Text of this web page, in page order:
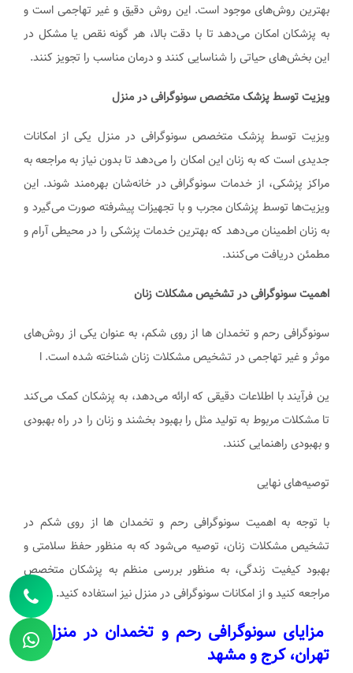
بهترین روش‌های موجود است. این روش دقیق و غیر تهاجمی است و
به پزشکان امکان می‌دهد تا با دقت بالا، هر گونه نقص یا مشکل در
این بخش‌های حیاتی را شناسایی کنند و درمان مناسب را تجویز کنند.
ویزیت توسط پزشک متخصص سونوگرافی در منزل
ویزیت توسط پزشک متخصص سونوگرافی در منزل یکی از امکانات
جدیدی است که به زنان این امکان را می‌دهد تا بدون نیاز به مراجعه به
مراکز پزشکی، از خدمات سونوگرافی در خانه‌شان بهره‌مند شوند. این
ویزیت‌ها توسط پزشکان مجرب و با تجهیزات پیشرفته صورت می‌گیرد و
به زنان اطمینان می‌دهد که بهترین خدمات پزشکی را در محیطی آرام و
مطمئن دریافت می‌کنند.
اهمیت سونوگرافی در تشخیص مشکلات زنان
سونوگرافی رحم و تخمدان ها از روی شکم، به عنوان یکی از روش‌های
موثر و غیر تهاجمی در تشخیص مشکلات زنان شناخته شده است. ا
ین فرآیند با اطلاعات دقیقی که ارائه می‌دهد، به پزشکان کمک می‌کند
تا مشکلات مربوط به تولید مثل را بهبود بخشند و زنان را در راه بهبودی
و بهبودی راهنمایی کنند.
توصیه‌های نهایی
با توجه به اهمیت سونوگرافی رحم و تخمدان ها از روی شکم در
تشخیص مشکلات زنان، توصیه می‌شود که به منظور حفظ سلامتی و
بهبود کیفیت زندگی، به منظور بررسی منظم به پزشکان متخصص
مراجعه کنید و از امکانات سونوگرافی در منزل نیز استفاده کنید.
مزایای سونوگرافی رحم و تخمدان در منزل در
تهران، کرج و مشهد